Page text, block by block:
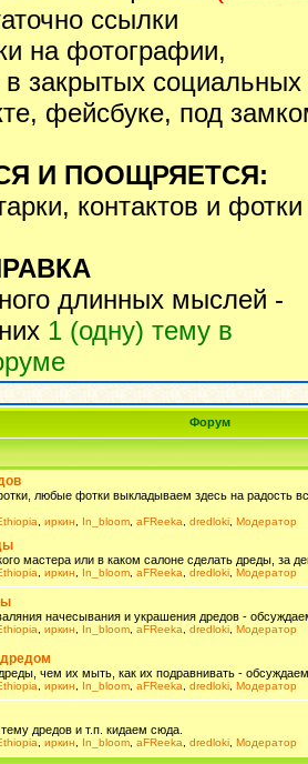
ссылки
на фотографии,
закрытых социальных
фейсбуке, под
И ПООЩРЯЕТСЯ:
контактов и
длинных мыслей -
1 (одну) тему в
Форум
любые фотки выкладываем здесь на радость
иркин In_bloom aFReeka dredloki Модератор
мастера или в каком салоне сделать дреды, за
иркин In_bloom aFReeka dredloki Модератор
начесывания и украшения дредов -
иркин In_bloom aFReeka dredloki Модератор
дредом
чем их мыть, как их подравнивать - обсуждаем
иркин In_bloom aFReeka dredloki Модератор
дредов и т.п. кидаем сюда.
иркин In_bloom aFReeka dredloki Модератор